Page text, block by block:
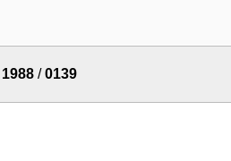
1988 /0139